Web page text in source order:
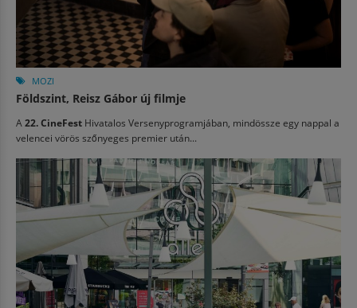
MOZI
Földszint, Reisz Gábor új filmje
A 22. CineFest Hivatalos Versenyprogramjában, mindössze egy nappal a
velencei vörös szőnyeges premier után...